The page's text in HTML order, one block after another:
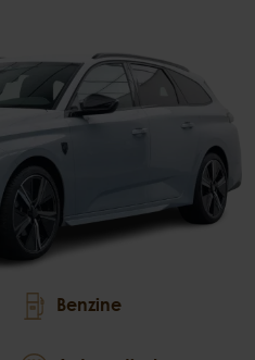
Benzine